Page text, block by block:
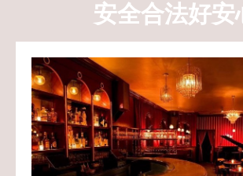
安全合法好安